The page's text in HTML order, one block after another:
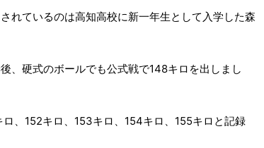
れているのは高知高校に新一年生として入学した森
、硬式のボールでも公式戦で148キロを出しまし
、152キロ、153キロ、154キロ、155キロと記録